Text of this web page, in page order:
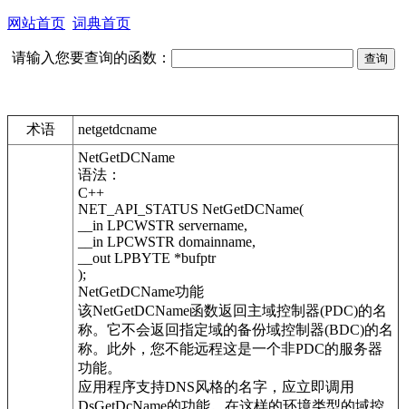
网站首页 词典首页
请输入您要查询的函数：
术语 netgetdcname
NetGetDCName
语法：
C++
NET_API_STATUS NetGetDCName(
__in LPCWSTR servername,
__in LPCWSTR domainname,
__out LPBYTE *bufptr
);
NetGetDCName功能
该NetGetDCName函数返回主域控制器(PDC)的名
称。它不会返回指定域的备份域控制器(BDC)的名
称。此外，您不能远程这是一个非PDC的服务器
功能。
应用程序支持DNS风格的名字，应立即调用
DsGetDcName的功能。在这样的环境类型的域控